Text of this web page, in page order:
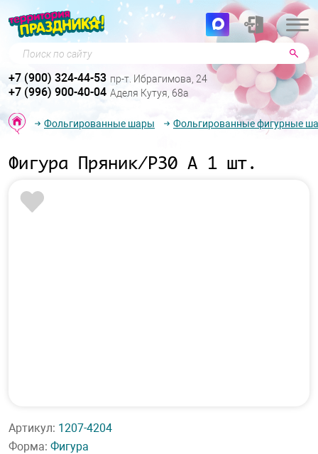
Поиск по сайту
+7 (900) 324-44-53 пр-т. Ибрагимова, 24
+7 (996) 900-40-04 Аделя Кутуя, 68а
Фольгированные шары Фольгированные фигурные
Фигура Пряник/P30 А 1 шт.
Артикул: 1207-4204
Форма: Фигура